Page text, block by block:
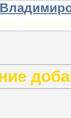
в каком